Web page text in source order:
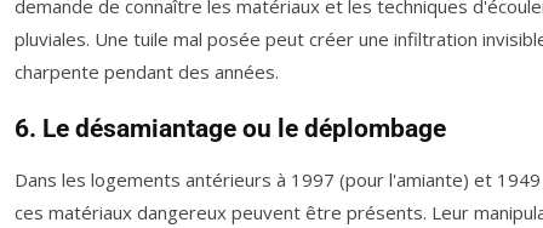
demande de connaître les matériaux et les techniques
pluviales. Une tuile mal posée peut créer une infiltration
charpente pendant des années.
6. Le désamiantage ou le déplombage
Dans les logements antérieurs à 1997 (pour l'amiante) et
ces matériaux dangereux peuvent être présents. Leur